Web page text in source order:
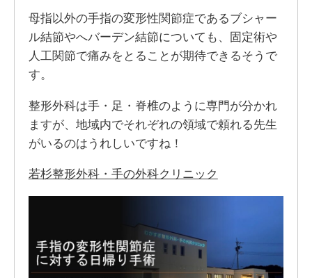
母指以外の手指の変形性関節症であるブシャー
ル結節やへバーデン結節についても、固定術や
人工関節で痛みをとることが期待できるそうで
す。
整形外科は手・足・脊椎のように専門が分かれ
ますが、地域内でそれぞれの領域で頼れる先生
がいるのはうれしいですね！
若杉整形外科・手の外科クリニック